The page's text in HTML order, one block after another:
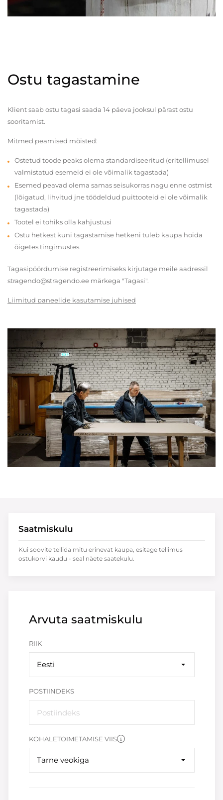
Ostu tagastamine
Klient saab ostu tagasi saada 14 päeva jooksul pärast ostu
sooritamist.
Mitmed peamised mõisted:
Ostetud toode peaks olema standardiseeritud (eritellimusel
valmistatud esemeid ei ole võimalik tagastada)
Esemed peavad olema samas seisukorras nagu enne ostmist
(lõigatud, lihvitud jne töödeldud puittooteid ei ole võimalik
tagastada)
Tootel ei tohiks olla kahjustusi
Ostu hetkest kuni tagastamise hetkeni tuleb kaupa hoida
õigetes tingimustes.
Tagasipöördumise registreerimiseks kirjutage meile aadressil
stragendo@stragendo.ee märkega "Tagasi".
Liimitud paneelide kasutamise juhised
Arvuta saatmiskulu
RIIK
Eesti
POSTIINDEKS
KOHALETOIMETAMISE VIIS
Tarne veokiga
Saatmiskulu
Kui soovite tellida mitu erinevat kaupa, esitage tellimus
ostukorvi kaudu - seal näete saatekulu.